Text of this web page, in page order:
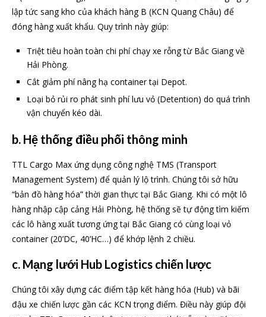
lập tức sang kho của khách hàng B (KCN Quang Châu) để
đóng hàng xuất khẩu. Quy trình này giúp:
Triệt tiêu hoàn toàn chi phí chạy xe rỗng từ Bắc Giang về
Hải Phòng.
Cắt giảm phí nâng hạ container tại Depot.
Loại bỏ rủi ro phát sinh phí lưu vỏ (Detention) do quá trình
vận chuyển kéo dài.
b. Hệ thống điều phối thông minh
TTL Cargo Max ứng dụng công nghệ TMS (Transport
Management System) để quản lý lộ trình. Chúng tôi sở hữu
“bản đồ hàng hóa” thời gian thực tại Bắc Giang. Khi có một lô
hàng nhập cập cảng Hải Phòng, hệ thống sẽ tự động tìm kiếm
các lô hàng xuất tương ứng tại Bắc Giang có cùng loại vỏ
container (20’DC, 40’HC…) để khớp lệnh 2 chiều.
c. Mạng lưới Hub Logistics chiến lược
Chúng tôi xây dựng các điểm tập kết hàng hóa (Hub) và bãi
đậu xe chiến lược gần các KCN trọng điểm. Điều này giúp đội